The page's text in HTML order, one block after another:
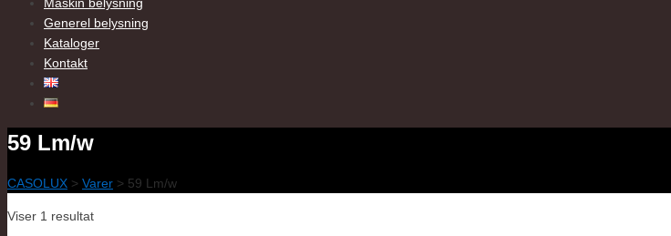
Generel belysning
Kataloger
Kontakt
59 Lm/w
CASOLUX > Varer > 59 Lm/w
Viser 1 resultat